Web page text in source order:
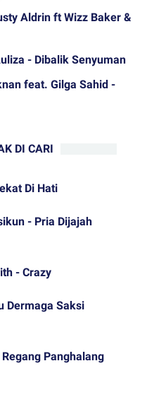
Aldrin ft Wizz Baker &
- Dibalik Senyuman
feat. Gilga Sahid -
DI CARI
Di Hati
- Pria Dijajah
- Crazy
Dermaga Saksi
Panghalang